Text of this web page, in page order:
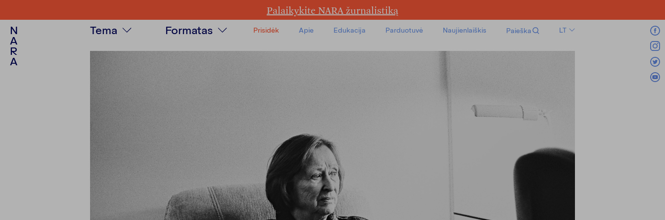
Palaikykite NARA žurnalistiką
N
A
R
A
Tema
Visuomenė
Politika
Kultūra
Psichologija
Asmenybės
Aplinkosauga
Formatas
Tekstas
Tinklalaidė
Multimedija
Prisidėk Apie Edukacija Parduotuvė Naujienlaiškis Paieška
LT